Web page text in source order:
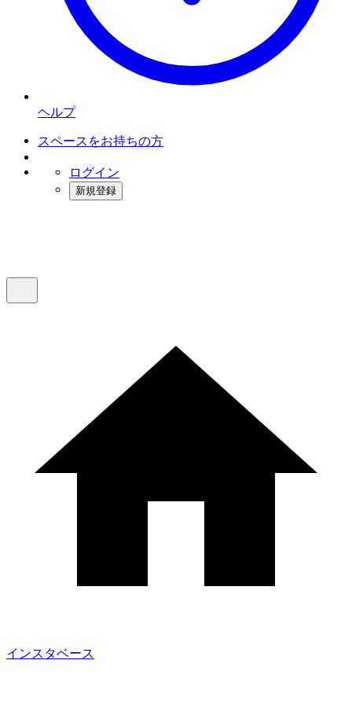
ヘルプ
スペースをお持ちの方
ログイン
新規登録
インスタベース